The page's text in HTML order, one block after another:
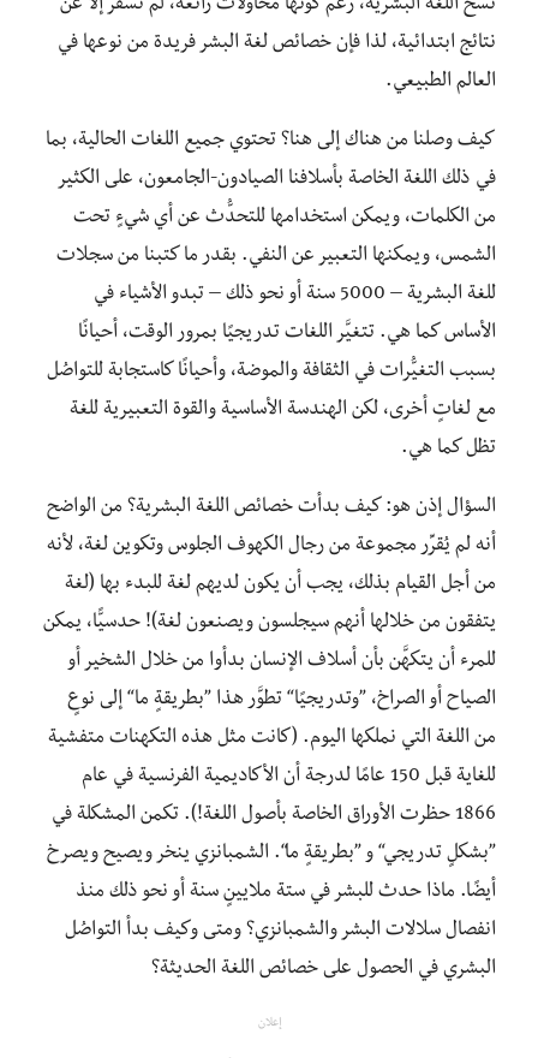
نسخ اللغة البشرية، رغم كونها محاولات رائعة، لم تسفر إلا عن
نتائج ابتدائية، لذا فإن خصائص لغة البشر فريدة من نوعها في
العالم الطبيعي.
كيف وصلنا من هناك إلى هنا؟ تحتوي جميع اللغات الحالية، بما
في ذلك اللغة الخاصة بأسلافنا الصيادون-الجامعون، على الكثير
من الكلمات، ويمكن استخدامها للتحدُّث عن أي شيءٍ تحت
الشمس، ويمكنها التعبير عن النفي. بقدر ما كتبنا من سجلات
للغة البشرية – 5000 سنة أو نحو ذلك – تبدو الأشياء في
الأساس كما هي. تتغيَّر اللغات تدريجيًا بمرور الوقت، أحيانًا
بسبب التغيُّرات في الثقافة والموضة، وأحيانًا كاستجابة للتواصُل
مع لغاتٍ أخرى، لكن الهندسة الأساسية والقوة التعبيرية للغة
تظل كما هي.
السؤال إذن هو: كيف بدأت خصائص اللغة البشرية؟ من الواضح
أنه لم يُقرِّر مجموعة من رجال الكهوف الجلوس وتكوين لغة، لأنه
من أجل القيام بذلك، يجب أن يكون لديهم لغة للبدء بها (لغة
يتفقون من خلالها أنهم سيجلسون ويصنعون لغة)! حدسيًّا، يمكن
للمرء أن يتكهَّن بأن أسلاف الإنسان بدأوا من خلال الشخير أو
الصياح أو الصراخ، ”وتدريجيًا“ تطوَّر هذا ”بطريقةٍ ما“ إلى نوعٍ
من اللغة التي نملكها اليوم. (كانت مثل هذه التكهنات متفشية
للغاية قبل 150 عامًا لدرجة أن الأكاديمية الفرنسية في عام
1866 حظرت الأوراق الخاصة بأصول اللغة!). تكمن المشكلة في
”بشكلٍ تدريجي“ و ”بطريقةٍ ما“. الشمبانزي ينخر ويصيح ويصرخ
أيضًا. ماذا حدث للبشر في ستة ملايينٍ سنة أو نحو ذلك منذ
انفصال سلالات البشر والشمبانزي؟ ومتى وكيف بدأ التواصُل
البشري في الحصول على خصائص اللغة الحديثة؟
إعلان